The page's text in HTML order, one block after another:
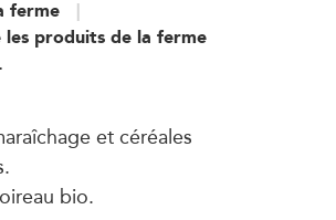
ferme
produits de la ferme
et céréales
bio.